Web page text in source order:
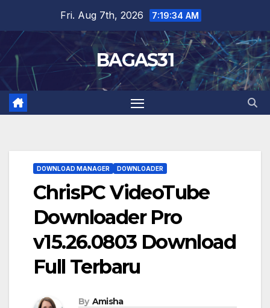
content
Fri. Aug 7th, 2026 7:19:35 AM
BAGAS31
DOWNLOAD MANAGER DOWNLOADER
ChrisPC VideoTube
Downloader Pro
v15.26.0803 Download
Full Terbaru
By Amisha